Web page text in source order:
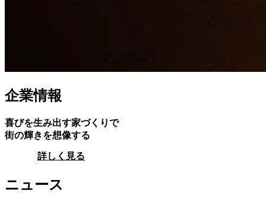
企業情報
喜びを生み出す家づくりで
街の輝きを想像する
詳しく見る
ニュース